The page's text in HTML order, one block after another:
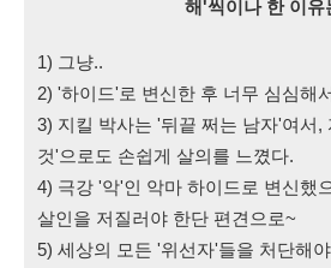
해'씩이나 한 이유
1) 그냥..
2) '하이드'로 변신한 후 너무 심심해
3) 지킬 박사는 '뒤끝 쩌는 남자'여서,
것'으로도 손쉽게 살의를 느꼈다.
4) 극강 '악'인 악마 하이드로 변신했
살인을 저질러야 한단 편견으로~
5) 세상의 모든 '위선자'들을 처단해